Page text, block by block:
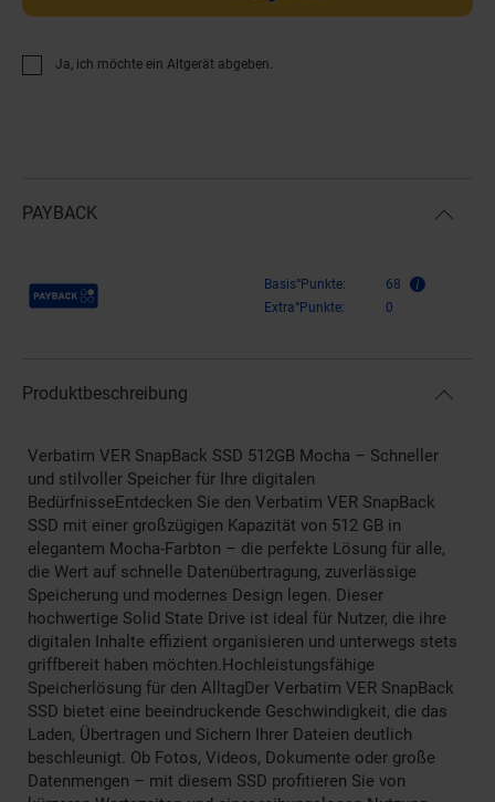
Ja, ich möchte ein Altgerät abgeben.
PAYBACK
Payback Punkte Basis°Punkte:
68
Extra°Punkte:
0
Produktbeschreibung
Verbatim VER SnapBack SSD 512GB Mocha – Schneller
und stilvoller Speicher für Ihre digitalen
BedürfnisseEntdecken Sie den Verbatim VER SnapBack
SSD mit einer großzügigen Kapazität von 512 GB in
elegantem Mocha-Farbton – die perfekte Lösung für alle,
die Wert auf schnelle Datenübertragung, zuverlässige
Speicherung und modernes Design legen. Dieser
hochwertige Solid State Drive ist ideal für Nutzer, die ihre
digitalen Inhalte effizient organisieren und unterwegs stets
griffbereit haben möchten.Hochleistungsfähige
Speicherlösung für den AlltagDer Verbatim VER SnapBack
SSD bietet eine beeindruckende Geschwindigkeit, die das
Laden, Übertragen und Sichern Ihrer Dateien deutlich
beschleunigt. Ob Fotos, Videos, Dokumente oder große
Datenmengen – mit diesem SSD profitieren Sie von